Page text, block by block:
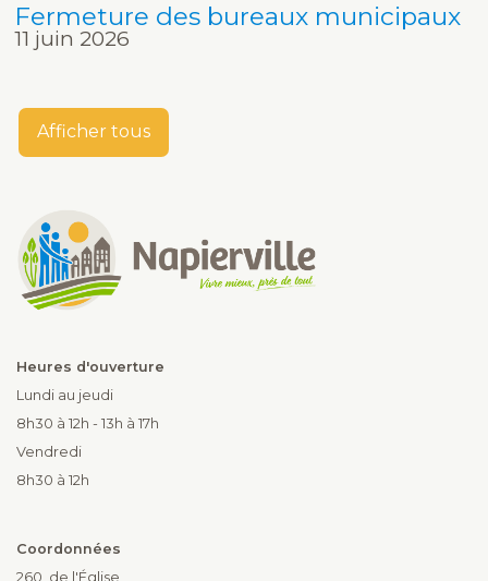
Fermeture des bureaux municipaux
11 juin 2026
Afficher tous
Heures d'ouverture
Lundi au jeudi
8h30 à 12h - 13h à 17h
Vendredi
8h30 à 12h
Coordonnées
260, de l'Église